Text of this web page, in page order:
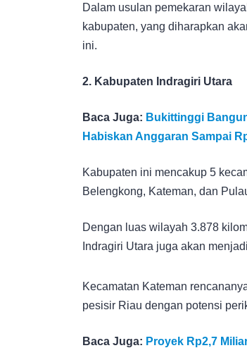
Dalam usulan pemekaran
kabupaten, yang diharapkan
ini.
2. Kabupaten Indragiri Utara
Baca Juga: Bukittinggi
Habiskan Anggaran Sampai
Kabupaten ini mencakup 5
Belengkong, Kateman, dan
Dengan luas wilayah 3.878
Indragiri Utara juga akan
Kecamatan Kateman
pesisir Riau dengan potensi
Baca Juga: Proyek Rp2,7